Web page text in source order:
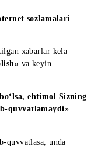
«Intеrnеt
yozilgan xabarlar kela
olish» va keyin